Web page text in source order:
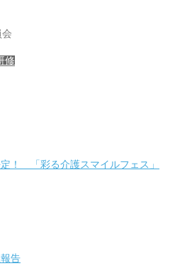
修
！ 「彩る介護スマイルフェス」
告